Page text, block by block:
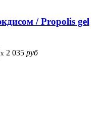
/ Propolis gel
x 2 035 руб